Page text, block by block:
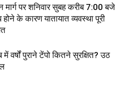
मार्ग पर शनिवार सुबह करीब 7:00 बजे
होने के कारण यातायात व्यवस्था पूरी
में वर्षों पुराने टेंपो कितने सुरक्षित? उठ